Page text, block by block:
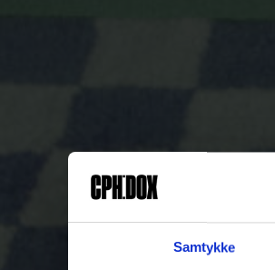
Samtykke